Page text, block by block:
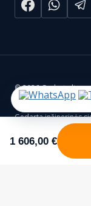
© 2026 Gedarta.lt
Gedarta inžinerinės
rūpesčius ir išlaidas.
1 606,00 €